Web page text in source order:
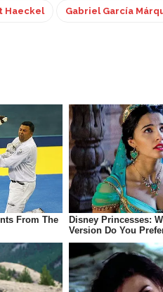
Haeckel Gabriel García